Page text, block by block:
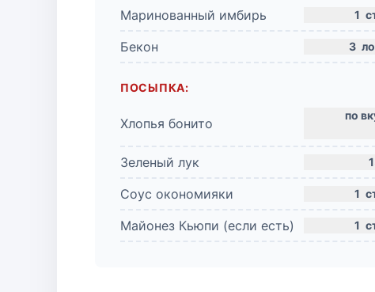
Маринованный имбирь 1
Бекон 3
ПОСЫПКА:
Хлопья бонито
Зеленый лук
Соус окономияки 1
Майонез Кьюпи (если есть) 1